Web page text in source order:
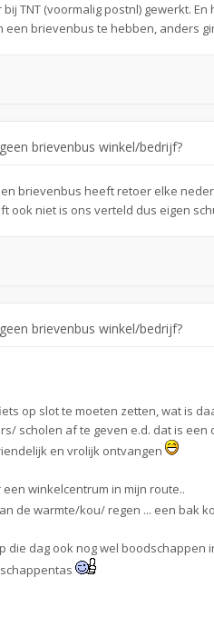
TNT (voormalig postnl) gewerkt.
een brievenbus te hebben, anders
brievenbus winkel/bedrijf?
brievenbus heeft retoer elke
ook niet is ons verteld dus eigen
brievenbus winkel/bedrijf?
op slot te moeten zetten, wat is
scholen af te geven e.d. dat is
en vrolijk ontvangen
winkelcentrum in mijn route..
de warmte/kou/ regen ... een bak
die dag ook nog wel boodschappen